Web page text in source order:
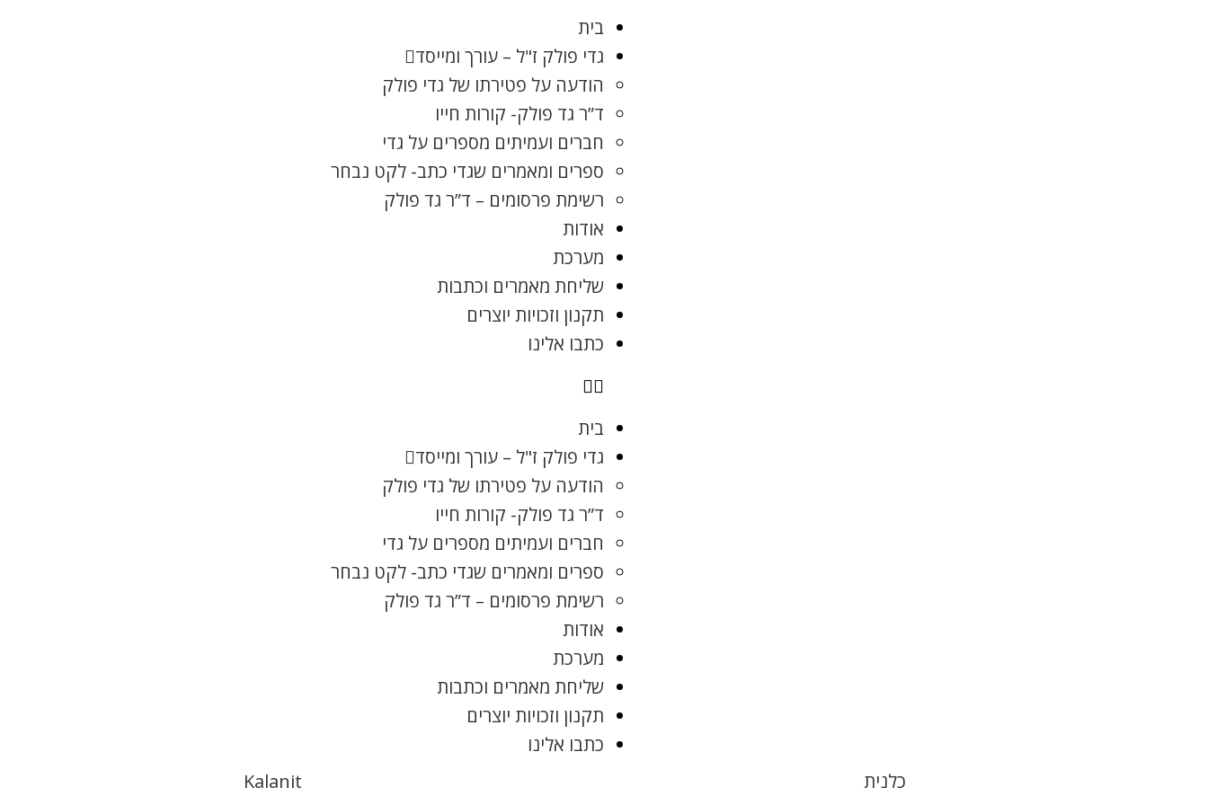
בית
גדי פולק ז"ל – עורך ומייסד
הודעה על פטירתו של גדי פולק
ד”ר גד פולק- קורות חייו
חברים ועמיתים מספרים על גדי
ספרים ומאמרים שגדי כתב- לקט נבחר
רשימת פרסומים – ד”ר גד פולק
אודות
מערכת
שליחת מאמרים וכתבות
תקנון וזכויות יוצרים
כתבו אלינו
בית
גדי פולק ז"ל – עורך ומייסד
הודעה על פטירתו של גדי פולק
ד”ר גד פולק- קורות חייו
חברים ועמיתים מספרים על גדי
ספרים ומאמרים שגדי כתב- לקט נבחר
רשימת פרסומים – ד”ר גד פולק
אודות
מערכת
שליחת מאמרים וכתבות
תקנון וזכויות יוצרים
כתבו אלינו
כלנית
Kalanit